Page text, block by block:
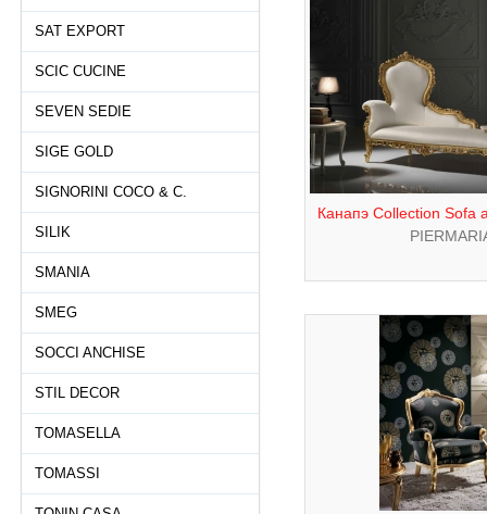
SAT EXPORT
SCIC CUCINE
SEVEN SEDIE
SIGE GOLD
SIGNORINI COCO & C.
SILIK
SMANIA
SMEG
SOCCI ANCHISE
STIL DECOR
TOMASELLA
TOMASSI
Канапэ Collection Sofa